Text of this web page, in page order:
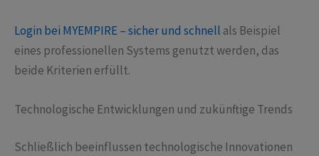
Login bei MYEMPIRE – sicher und schnell als Beispiel
eines professionellen Systems genutzt werden, das
beide Kriterien erfüllt.
Technologische Entwicklungen und zukünftige Trends
Schließlich beeinflussen technologische Innovationen